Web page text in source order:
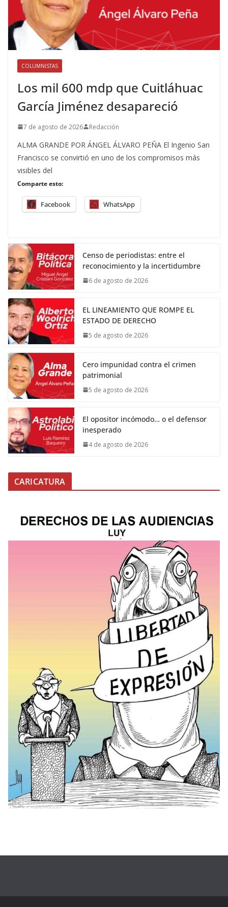
COLUMNISTAS
Los mil 600 mdp que Cuitláhuac
García Jiménez desapareció
7 de agosto de 2026 Redacción
ALMA GRANDE POR ÁNGEL ÁLVARO PEÑA El Ingenio San
Francisco se convirtió en uno de los compromisos más
visibles del
Comparte esto:
Facebook WhatsApp
Censo de periodistas: entre el
reconocimiento y la incertidumbre
6 de agosto de 2026
EL LINEAMIENTO QUE ROMPE EL
ESTADO DE DERECHO
5 de agosto de 2026
Cero impunidad contra el crimen
patrimonial
5 de agosto de 2026
El opositor incómodo… o el defensor
inesperado
4 de agosto de 2026
CARICATURA